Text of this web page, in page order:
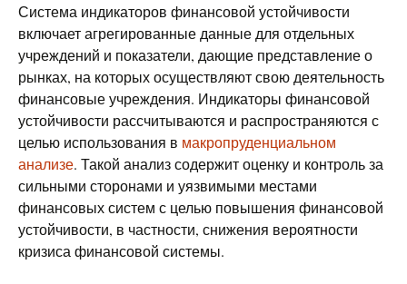
Система индикаторов финансовой устойчивости
включает агрегированные данные для отдельных
учреждений и показатели, дающие представление о
рынках, на которых осуществляют свою деятельность
финансовые учреждения. Индикаторы финансовой
устойчивости рассчитываются и распространяются с
целью использования в макропруденциальном
анализе. Такой анализ содержит оценку и контроль за
сильными сторонами и уязвимыми местами
финансовых систем с целью повышения финансовой
устойчивости, в частности, снижения вероятности
кризиса финансовой системы.